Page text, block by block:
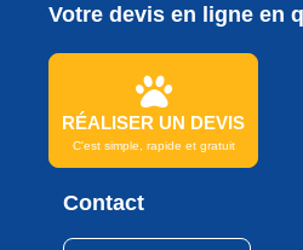
Votre devis en ligne en
RÉALISER UN DEVIS
C'est simple, rapide et gratuit
Contact